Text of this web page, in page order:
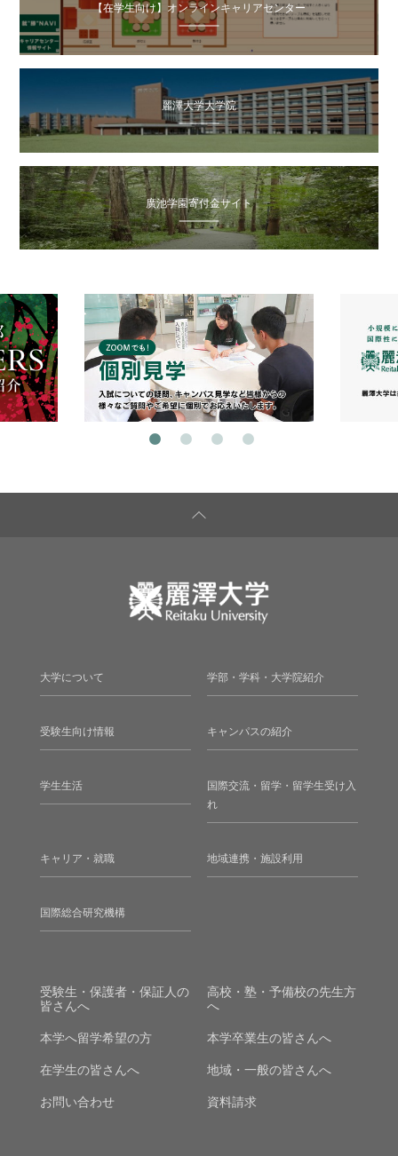
【在学生向け】オンラインキャリアセンター
麗澤大学大学院
廣池学園寄付金サイト
大学について 学部・学科・大学院紹介
受験生向け情報 キャンパスの紹介
学生生活
国際交流・留学・留学生受け入
れ
キャリア・就職 地域連携・施設利用
国際総合研究機構
受験生・保護者・保証人の
皆さんへ
高校・塾・予備校の先生方
へ
本学へ留学希望の方 本学卒業生の皆さんへ
在学生の皆さんへ 地域・一般の皆さんへ
お問い合わせ 資料請求